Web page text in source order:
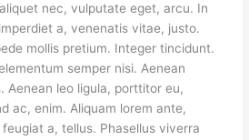
nec, vulputate eget, arcu. In
a, venenatis vitae, justo.
mollis pretium. Integer tincidunt.
semper nisi. Aenean
Aenean leo ligula, porttitor eu,
ac, enim. Aliquam lorem ante,
a, tellus. Phasellus viverra